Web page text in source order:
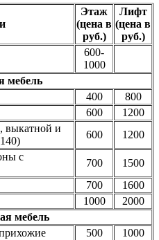
Этаж
(цена в
руб.)
Лифт
(цена в
руб.)
600-
1000
мебель
400
800
600
1200
выкатной и
600
1200
с
700
1500
700
1600
1000
2000
мебель
500
1000